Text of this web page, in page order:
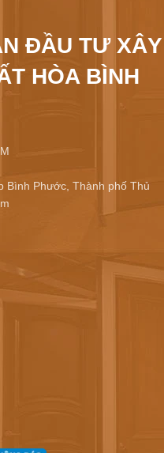
ĐẦU TƯ XÂY
HÒA BÌNH
Bình Phước, Thành phố Thủ